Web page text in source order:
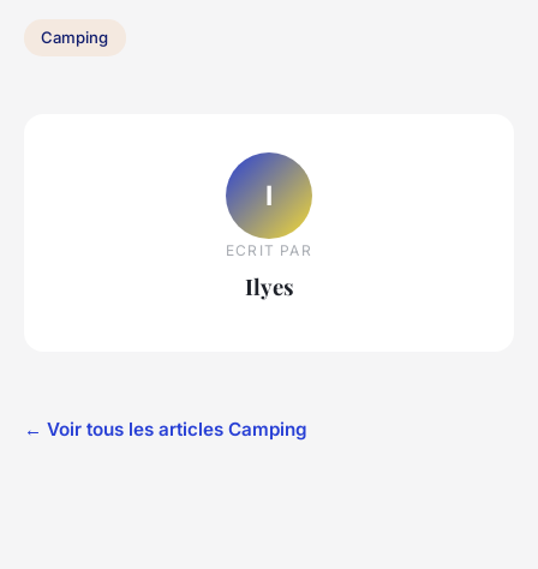
Camping
I
ECRIT PAR
Ilyes
← Voir tous les articles Camping